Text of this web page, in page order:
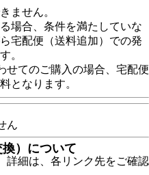
ません。
場合、条件を満たしていな
宅配便（送料追加）での発
。
せてのご購入の場合、宅配便
となります。
ん
）について
詳細は、各リンク先をご確認